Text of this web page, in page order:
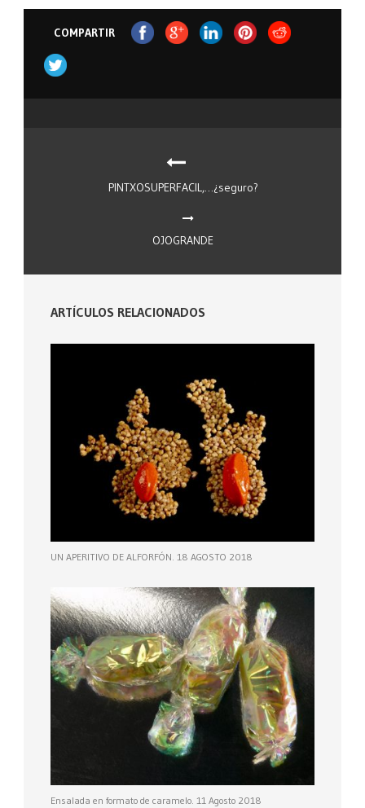
COMPARTIR
PINTXOSUPERFACIL,…¿seguro?
OJOGRANDE
ARTÍCULOS RELACIONADOS
UN APERITIVO DE ALFORFÓN. 18 AGOSTO 2018
Ensalada en formato de caramelo. 11 Agosto 2018